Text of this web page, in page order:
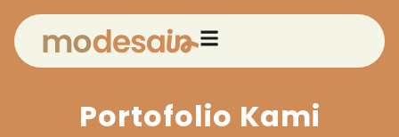
Portofolio Kami